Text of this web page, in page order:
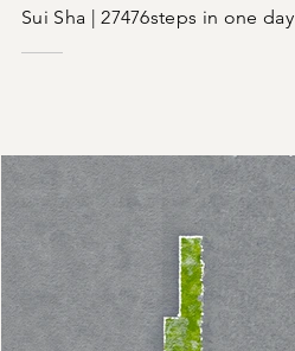
Sui Sha | 27476steps in one day